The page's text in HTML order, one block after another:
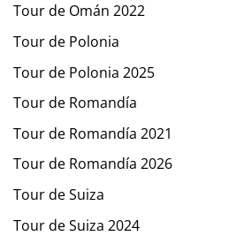
Tour de Omán 2022
Tour de Polonia
Tour de Polonia 2025
Tour de Romandía
Tour de Romandía 2021
Tour de Romandía 2026
Tour de Suiza
Tour de Suiza 2024